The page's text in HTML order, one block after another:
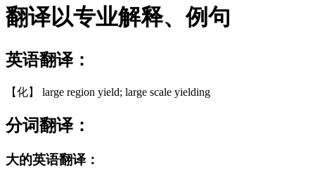
翻译以专业解释、例句
英语翻译：
【化】 large region yield; large scale yielding
分词翻译：
大的英语翻译：